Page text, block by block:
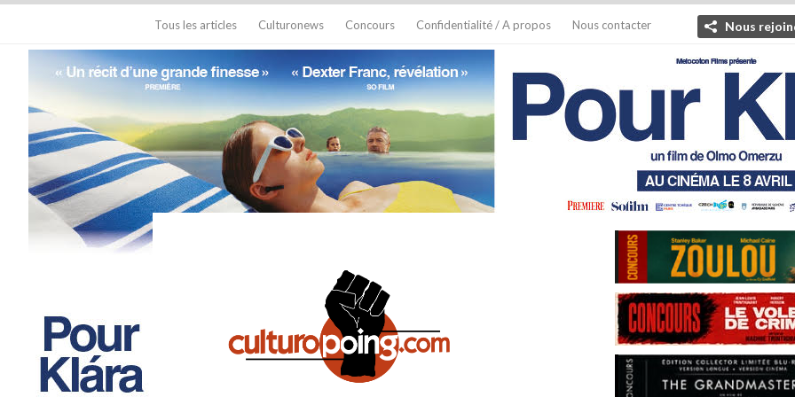
Tous les articles Culturonews Concours Confidentialité / A propos Nous contacter Nous